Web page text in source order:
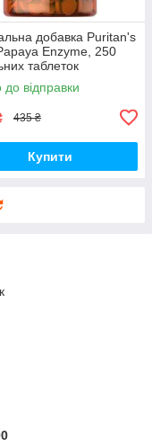
добавка Puritan's
Enzyme, 250
таблеток
до відправки
435 ₴
Купити